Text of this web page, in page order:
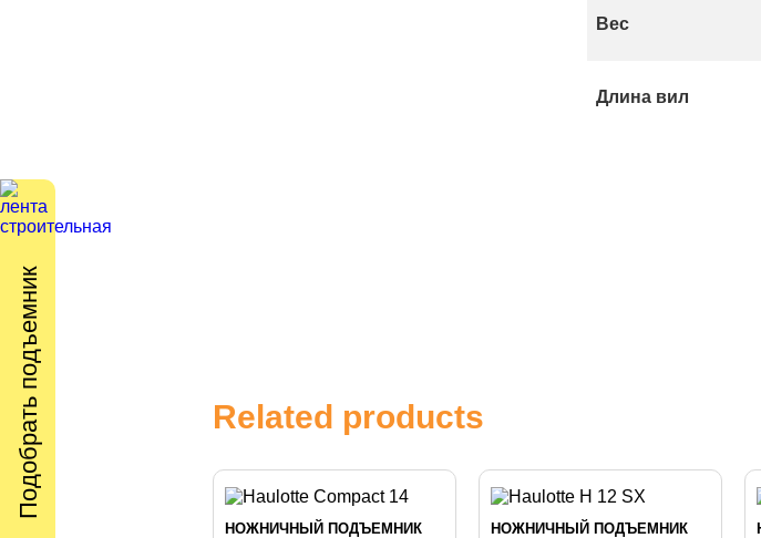
Вес
Длина вил
Related products
НОЖНИЧНЫЙ ПОДЪЕМНИК
НОЖНИЧНЫЙ ПОДЪЕМНИК
Подобрать подъемник